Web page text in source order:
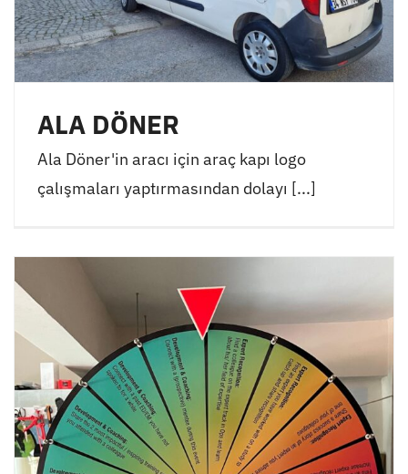
ALA DÖNER
Ala Döner'in aracı için araç kapı logo
çalışmaları yaptırmasından dolayı [...]